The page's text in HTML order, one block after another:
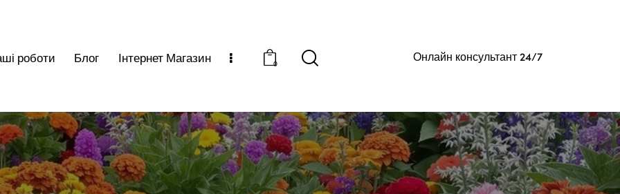
роботи Блог Інтернет Магазин 0
Онлайн консультант 24/7